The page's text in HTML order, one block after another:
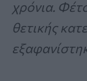
χρόνια.
θετικής